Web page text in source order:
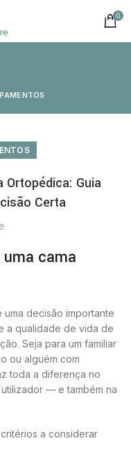
0
Ortopédica: Guia
Certa
cama
decisão importante
a qualidade de vida de
Seja para um familiar
ou alguém com
toda a diferença no
— e também na
a considerar